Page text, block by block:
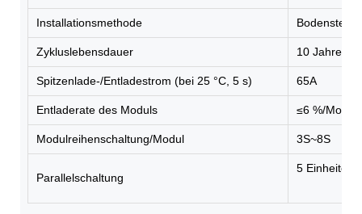
Installationsmethode
Zykluslebensdauer 10 Jahre
Spitzenlade-/Entladestrom (bei 25 °C, 5 s) 65A
Entladerate des Moduls ≤6 %/
Modulreihenschaltung/Modul 3S~8S
Parallelschaltung
5 Einheiten